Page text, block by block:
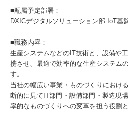
■配属予定部署：
DXICデジタルソリューション部 IoT基
■職務内容：
生産システムなどのIT技術と、設備や
携させ、最適で効率的な生産システム
す。
当社の幅広い事業・ものづくりにおけ
断的に見てIT部門・設備部門・製造現
率的なものづくりへの変革を担う役割と